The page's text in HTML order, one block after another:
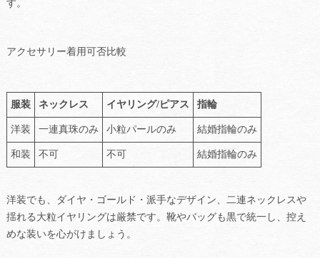
す。
アクセサリー着用可否比較
服装 ネックレス イヤリング/ピアス 指輪
洋装 一連真珠のみ 小粒パールのみ 結婚指輪のみ
和装 不可 不可 結婚指輪のみ
洋装でも、ダイヤ・ゴールド・派手なデザイン、二連ネックレスや
揺れる大粒イヤリングは厳禁です。靴やバッグも黒で統一し、控え
めな装いを心がけましょう。